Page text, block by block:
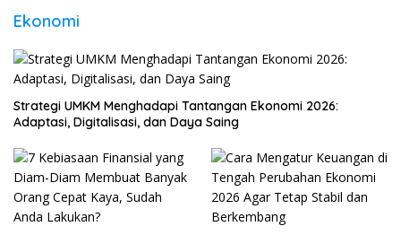
Ekonomi
Strategi UMKM Menghadapi Tantangan Ekonomi 2026:
Adaptasi, Digitalisasi, dan Daya Saing